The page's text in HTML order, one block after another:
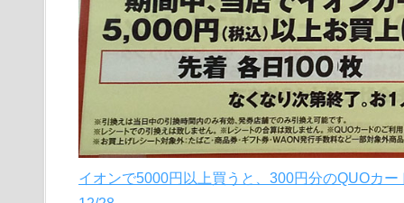
イオンで5000円以上買うと、300円分のQUOカ